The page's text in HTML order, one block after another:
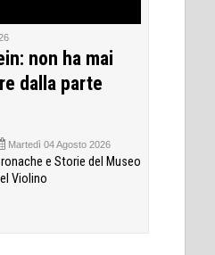
non ha mai
dalla parte
Martedì 04 Agosto 2026
e Storie del Museo
Violino